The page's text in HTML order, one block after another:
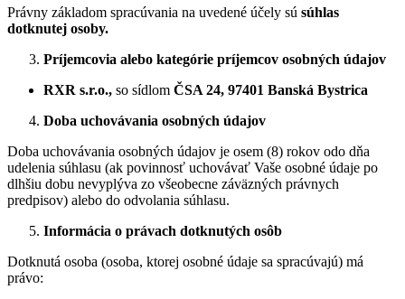
Právny základom spracúvania na uvedené účely sú súhlas
dotknutej osoby.
Príjemcovia alebo kategórie príjemcov osobných údajov
RXR s.r.o., so sídlom ČSA 24, 97401 Banská Bystrica
Doba uchovávania osobných údajov
Doba uchovávania osobných údajov je osem (8) rokov odo dňa
udelenia súhlasu (ak povinnosť uchovávať Vaše osobné údaje po
dlhšiu dobu nevyplýva zo všeobecne záväzných právnych
predpisov) alebo do odvolania súhlasu.
Informácia o právach dotknutých osôb
Dotknutá osoba (osoba, ktorej osobné údaje sa spracúvajú) má
právo: